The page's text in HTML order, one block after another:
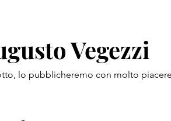
Vegezzi
lo pubblicheremo con molto